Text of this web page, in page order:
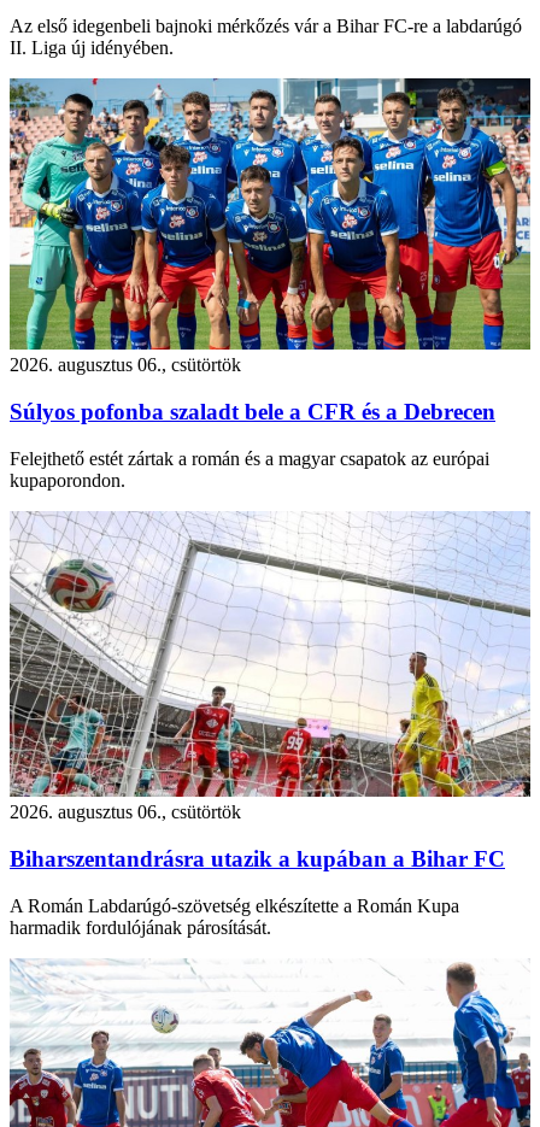
Az első idegenbeli bajnoki mérkőzés vár a Bihar FC-re a labdarúgó
II. Liga új idényében.
2026. augusztus 06., csütörtök
Súlyos pofonba szaladt bele a CFR és a Debrecen
Felejthető estét zártak a román és a magyar csapatok az európai
kupaporondon.
2026. augusztus 06., csütörtök
Biharszentandrásra utazik a kupában a Bihar FC
A Román Labdarúgó-szövetség elkészítette a Román Kupa
harmadik fordulójának párosítását.